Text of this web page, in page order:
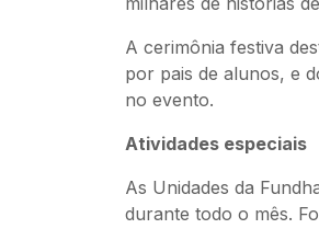
A cerimônia festiva
por pais de alunos, e
no evento.
Atividades especiais
As Unidades da
durante todo o mês.